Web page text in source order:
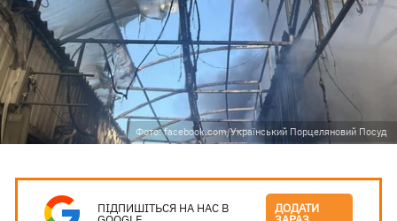
Фото: facebook.com/Український Порцеляновий Посуд
ПІДПИШІТЬСЯ НА НАС В ДОДАТИ